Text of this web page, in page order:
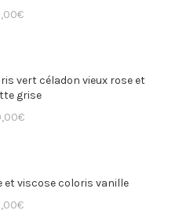
€
vert céladon vieux rose et
grise
€
et viscose coloris vanille
€